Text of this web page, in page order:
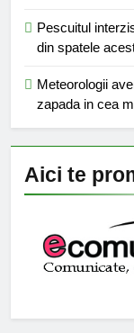
Pescuitul
din spatele
Meteorologii
zapada in cea
Aici te